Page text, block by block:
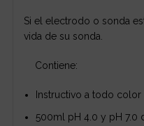
Si el electrodo o sonda
vida de su sonda.
Contiene:
Instructivo a todo color
500ml pH 4.0 y pH 7.0